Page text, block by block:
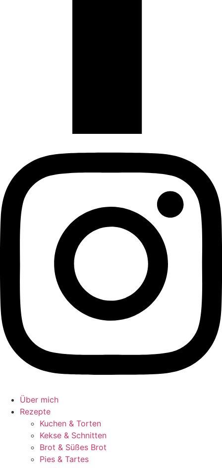
Über mich
Rezepte
Kuchen & Torten
Kekse & Schnitten
Brot & Süßes Brot
Pies & Tartes